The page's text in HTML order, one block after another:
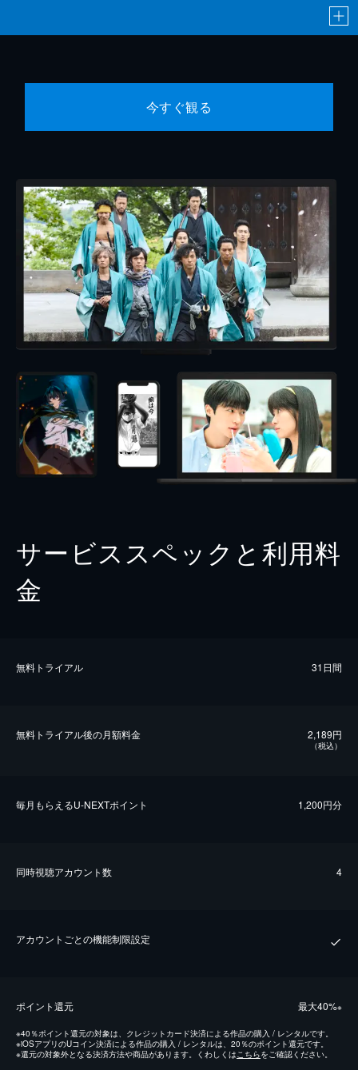
今すぐ観る
サービススペックと利用料
金
無料トライアル 31日間
無料トライアル後の⽉額料金 2,189円
（税込）
毎⽉もらえるU-NEXTポイント 1,200円分
同時視聴アカウント数 4
アカウントごとの機能制限設定
ポイント還元 最⼤40%※
※40％ポイント還元の対象は、クレジットカード決済による作品の購入 / レンタルです。
※iOSアプリのUコイン決済による作品の購入 / レンタルは、20％のポイント還元です。
※還元の対象外となる決済方法や商品があります。くわしくはこちらをご確認ください。